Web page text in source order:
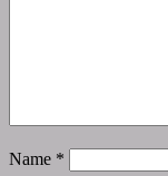
Name *